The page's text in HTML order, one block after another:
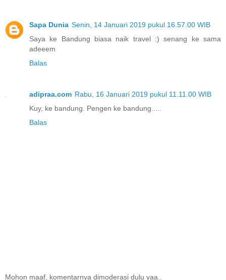
Sapa Dunia Senin, 14 Januari 2019 pukul 16.57.00 WIB
Saya ke Bandung biasa naik travel :) senang ke sama
adeeem
Balas
adipraa.com Rabu, 16 Januari 2019 pukul 11.11.00 WIB
Kuy, ke bandung. Pengen ke bandung.....
Balas
Mohon maaf, komentarnya dimoderasi dulu yaa..